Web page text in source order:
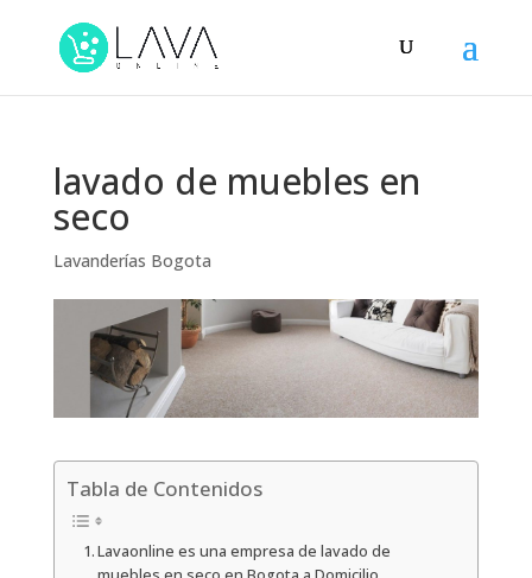
lavado de muebles en
seco
Lavanderías Bogota
Tabla de Contenidos
Lavaonline es una empresa de lavado de